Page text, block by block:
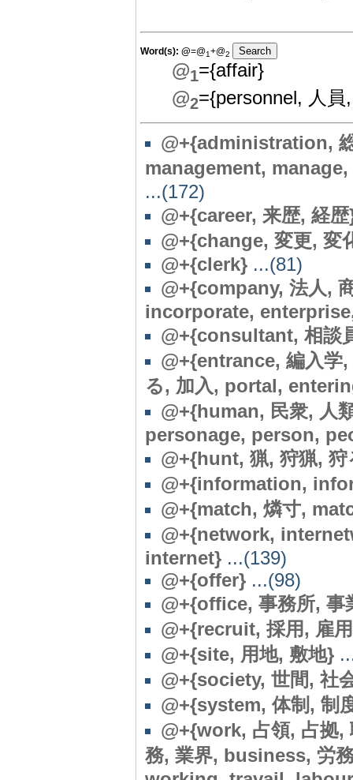
Word(s): @=@1+@2
@1={affair}
@2={personnel, 人員
@+{administration,
management,
...(172)
@+{career, 来歴, 経
@+{change, 変更, 変
@+{clerk} ...(81)
@+{company, 法人,
incorporate,
@+{consultant, 相談
@+{entrance, 編入学
る, 加入, portal,
@+{human, 民衆, 人
personage, person,
@+{hunt, 猟, 狩猟,
@+{information,
@+{match, 燐寸,
@+{network,
internet} ...(139)
@+{offer} ...(98)
@+{office, 事務所, 事
@+{recruit, 採用, 雇
@+{site, 用地, 敷地}
@+{society, 世間, 社
@+{system, 体制, 制
@+{work, 占領, 占拠
務, 業界, business, 労